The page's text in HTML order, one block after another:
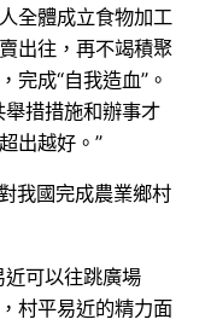
全體成立食物加工
出往，再不竭積聚
完成“自我造血”。
措措施和辦事才
出越好。”
我國完成農業鄉村
近可以往跳廣場
村平易近的精力面